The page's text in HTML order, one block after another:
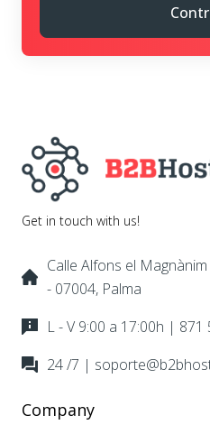
Get in touch with us!
Calle Alfons el
- 07004, Palma
L - V 9:00 a 17:00h | 871
24 /7 |
Company